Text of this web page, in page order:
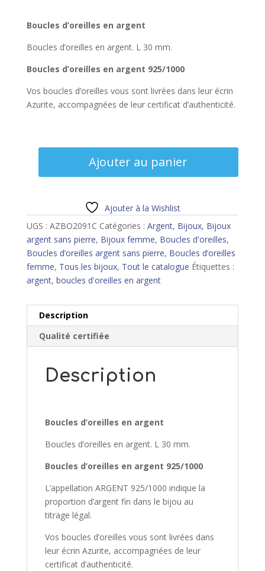
Boucles d’oreilles en argent
Boucles d’oreilles en argent. L 30 mm.
Boucles d’oreilles en argent 925/1000
Vos boucles d’oreilles vous sont livrées dans leur écrin
Azurite, accompagnées de leur certificat d’authenticité.
Ajouter au panier
Ajouter à la Wishlist
UGS : AZBO2091C Catégories : Argent, Bijoux, Bijoux
argent sans pierre, Bijoux femme, Boucles d'oreilles,
Boucles d’oreilles argent sans pierre, Boucles d’oreilles
femme, Tous les bijoux, Tout le catalogue Étiquettes :
argent, boucles d'oreilles en argent
Description
Qualité certifiée
Description
Boucles d’oreilles en argent
Boucles d’oreilles en argent. L 30 mm.
Boucles d’oreilles en argent 925/1000
L’appellation ARGENT 925/1000 indique la
proportion d’argent fin dans le bijou au
titrage légal.
Vos boucles d’oreilles vous sont livrées dans
leur écrin Azurite, accompagnées de leur
certificat d’authenticité.